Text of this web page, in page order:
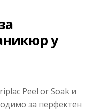
у
Peel or Soak и
за перфектен